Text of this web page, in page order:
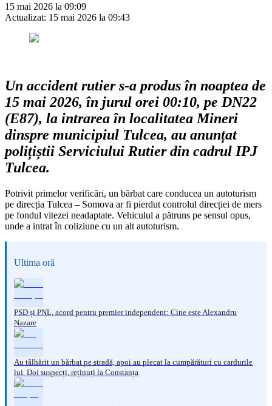
15 mai 2026 la 09:09
Actualizat: 15 mai 2026 la 09:43
Un accident rutier s-a produs în noaptea de
15 mai 2026, în jurul orei 00:10, pe DN22
(E87), la intrarea în localitatea Mineri
dinspre municipiul Tulcea, au anunțat
polițiștii Serviciului Rutier din cadrul IPJ
Tulcea.
Potrivit primelor verificări, un bărbat care conducea un autoturism
pe direcția Tulcea – Somova ar fi pierdut controlul direcției de mers
pe fondul vitezei neadaptate. Vehiculul a pătruns pe sensul opus,
unde a intrat în coliziune cu un alt autoturism.
Ultima oră
PSD și PNL, acord pentru premier independent: Cine este Alexandru
Nazare
Au tâlhărit un bărbat pe stradă, apoi au plecat la cumpărături cu cardurile
lui. Doi suspecți, reținuți la Constanța